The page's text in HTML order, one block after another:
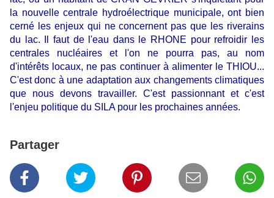
la nouvelle centrale hydroélectrique municipale, ont bien
cerné les enjeux qui ne concernent pas que les riverains
du lac. Il faut de l'eau dans le RHONE pour refroidir les
centrales nucléaires et l'on ne pourra pas, au nom
d'intérêts locaux, ne pas continuer à alimenter le THIOU...
C'est donc à une adaptation aux changements climatiques
que nous devons travailler. C'est passionnant et c'est
l'enjeu politique du SILA pour les prochaines années.
Partager